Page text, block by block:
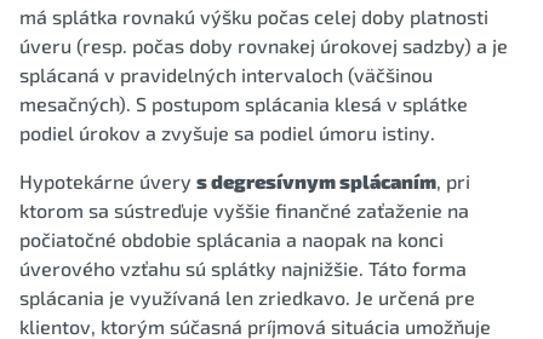
má splátka rovnakú výšku počas celej doby platnosti
úveru (resp. počas doby rovnakej úrokovej sadzby) a je
splácaná v pravidelných intervaloch (väčšinou
mesačných). S postupom splácania klesá v splátke
podiel úrokov a zvyšuje sa podiel úmoru istiny.
Hypotekárne úvery s degresívnym splácaním, pri
ktorom sa sústreďuje vyššie finančné zaťaženie na
počiatočné obdobie splácania a naopak na konci
úverového vzťahu sú splátky najnižšie. Táto forma
splácania je využívaná len zriedkavo. Je určená pre
klientov, ktorým súčasná príjmová situácia umožňuje